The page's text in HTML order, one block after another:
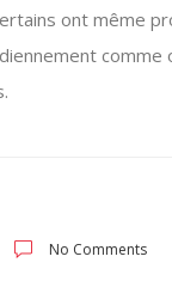
ont même
comme
No Comments